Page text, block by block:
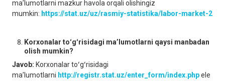
maʼlumotlarni mazkur havola orqali olishingiz
mumkin: https://stat.uz/uz/rasmiy-statistika/labor-market-2
Korxonalar toʻgʻrisidagi maʼlumotlarni qaysi manbadan
olish mumkin?
Javob: Korxonalar toʻgʻrisidagi
maʼlumotlarni http://registr.stat.uz/enter_form/index.phpele